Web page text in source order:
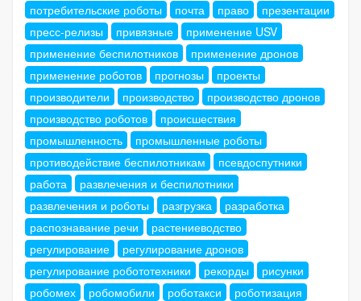
потребительские роботы
почта право
презентации
пресс-релизы
привязные
применение USV
применение беспилотников
применение дронов
применение роботов
прогнозы
проекты
производители
производство
производство дронов
производство роботов
происшествия
промышленность
промышленные роботы
противодействие беспилотникам
псевдоспутники
работа
развлечения и беспилотники
развлечения и роботы
разгрузка
разработка
распознавание речи
растениеводство
регулирование
регулирование дронов
регулирование робототехники
рекорды
рисунки
робомех
робомобили роботакси
роботизация